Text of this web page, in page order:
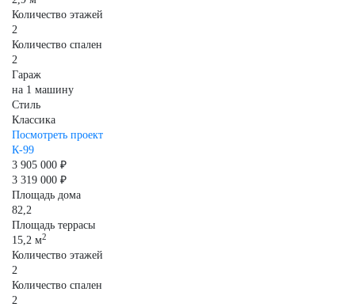
Количество этажей
2
Количество спален
2
Гараж
на 1 машину
Стиль
Классика
Посмотреть проект
К-99
3 905 000 ₽
3 319 000 ₽
Площадь дома
82,2
Площадь террасы
15,2 м2
Количество этажей
2
Количество спален
2